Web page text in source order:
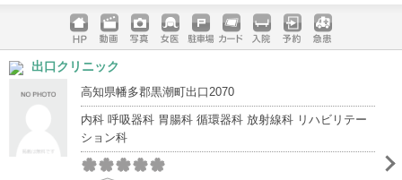
ホームペ
ージ
動画 写真 女医 駐車場
クレジッ
入院 予約 急患
出口クリニック
高知県幡多郡黒潮町出口2070
内科 呼吸器科 胃腸科 循環器科 放射線科 リハビリテー
ション科